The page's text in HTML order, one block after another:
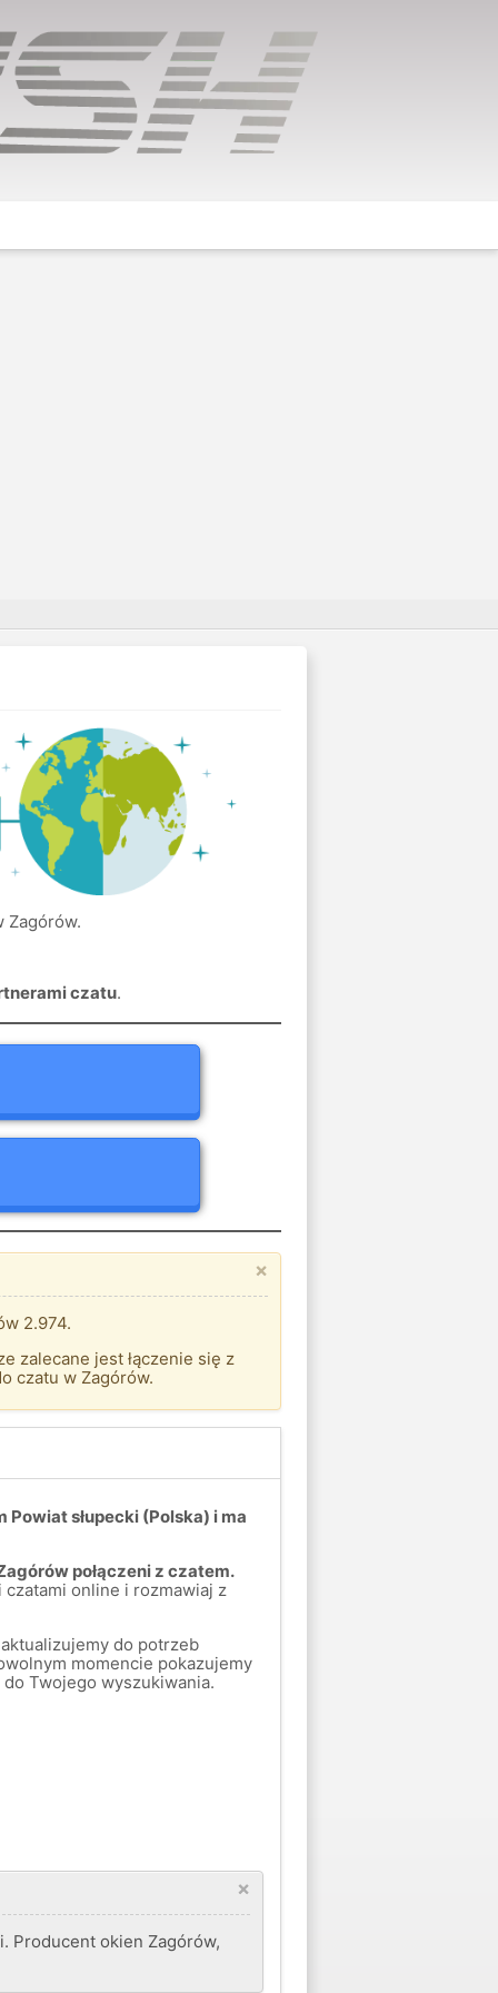
Zagórów.
czatu.
×
2.974.
zalecane jest łączenie się z
czatu w Zagórów.
słupecki (Polska) i ma
połączeni z czatem.
czatami online i rozmawiaj z
do potrzeb
momencie pokazujemy
Twojego wyszukiwania.
×
Producent okien Zagórów,